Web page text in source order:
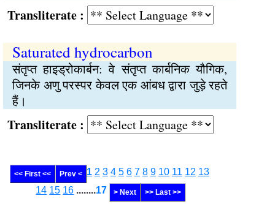
:
Saturated hydrocarbon
संतृप्त हाइड्रोकार्बन: वे संतृप्त कार्बनिक यौगिक,
जिनके अणु परस्पर केवल एक आंबध द्वारा जुड़े रहते
हैं।
:
<< First << Prev < 1 2 3 4 5 6 7 8 9 10 11 12 13
14 15 16 ........17 > Next >> Last >>